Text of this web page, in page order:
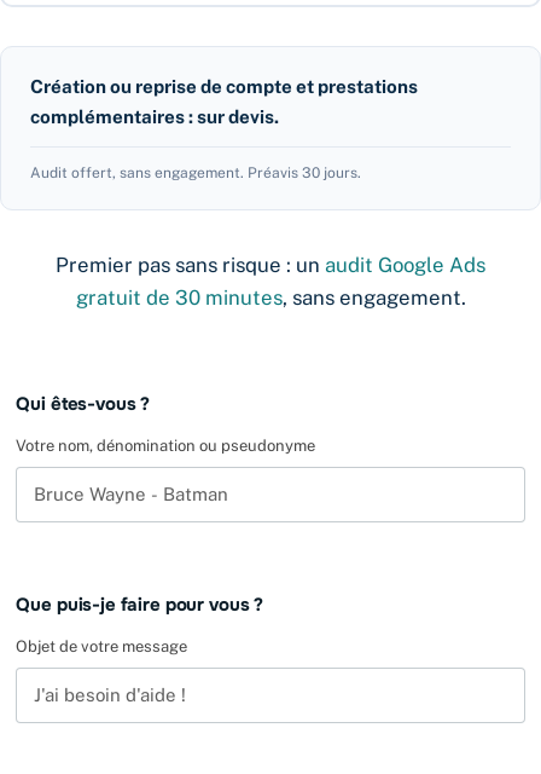
Création ou reprise de compte et prestations
complémentaires : sur devis.
Audit offert, sans engagement. Préavis 30 jours.
Premier pas sans risque : un audit Google Ads
gratuit de 30 minutes, sans engagement.
this
field
blank
Qui êtes-vous ?
Votre nom, dénomination ou pseudonyme
Que puis-je faire pour vous ?
Objet de votre message